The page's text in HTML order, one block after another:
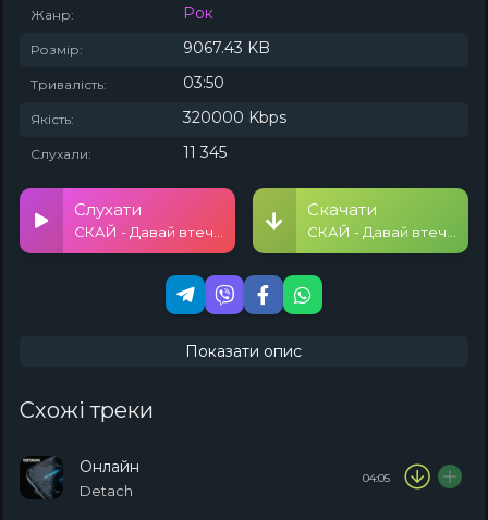
Жанр: Рок
Розмір: 9067.43 KB
Тривалість: 03:50
Якість: 320000 Kbps
Слухали: 11 345
Слухати Скачати
Показати опис
Схожі треки
Онлайн
Detach
04:05